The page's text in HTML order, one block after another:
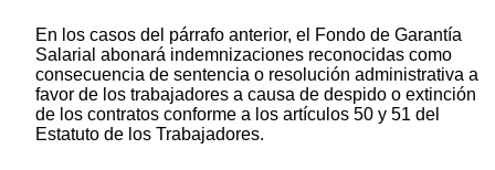
En los casos del párrafo anterior, el Fondo de Garantía
Salarial abonará indemnizaciones reconocidas como
consecuencia de sentencia o resolución administrativa a
favor de los trabajadores a causa de despido o extinción
de los contratos conforme a los artículos 50 y 51 del
Estatuto de los Trabajadores.